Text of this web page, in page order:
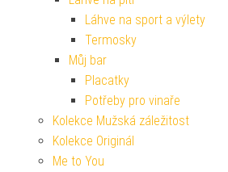
Láhve na sport a výlety
Termosky
Můj bar
Placatky
Potřeby pro vinaře
Kolekce Mužská záležitost
Kolekce Originál
Me to You